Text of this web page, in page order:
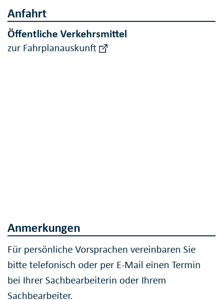
Anfahrt
Öffentliche Verkehrsmittel
zur Fahrplanauskunft
Anmerkungen
Für persönliche Vorsprachen vereinbaren Sie
bitte telefonisch oder per E-Mail einen Termin
bei Ihrer Sachbearbeiterin oder Ihrem
Sachbearbeiter.